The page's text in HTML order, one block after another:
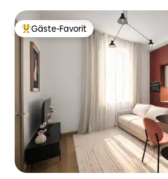
Beliebter Gäste-Favorit.
Gäste-Favorit